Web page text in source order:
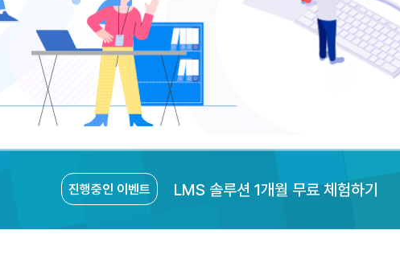
진행중인 이벤트 LMS 솔루션 1개월 무료 체험하기